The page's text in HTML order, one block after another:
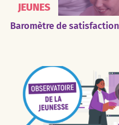
JEUNES
Baromètre de satisfaction